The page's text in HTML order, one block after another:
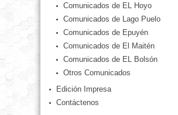
Comunicados de EL Hoyo
Comunicados de Lago Puelo
Comunicados de Epuyén
Comunicados de El Maitén
Comunicados de EL Bolsón
Otros Comunicados
Edición Impresa
Contáctenos